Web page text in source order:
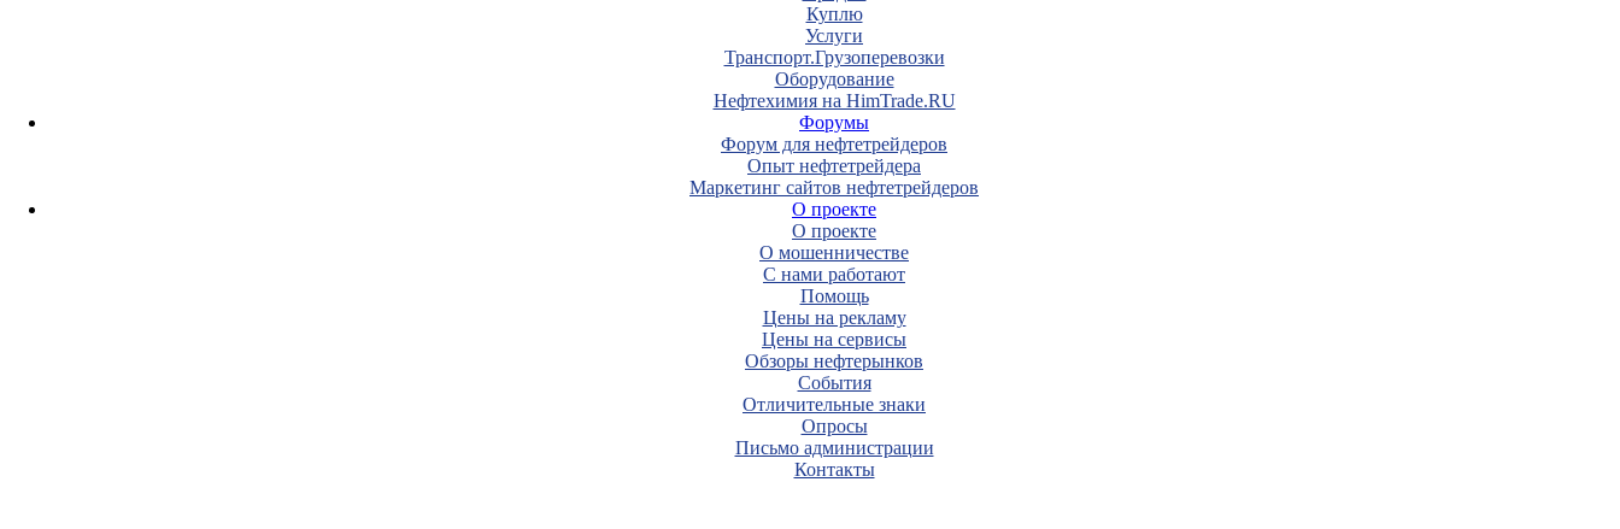
Куплю
Услуги
Транспорт.Грузоперевозки
Оборудование
Нефтехимия на HimTrade.RU
Форумы
Форум для нефтетрейдеров
Опыт нефтетрейдера
Маркетинг сайтов нефтетрейдеров
О проекте
О проекте
О мошенничестве
С нами работают
Помощь
Цены на рекламу
Цены на сервисы
Обзоры нефтерынков
События
Отличительные знаки
Опросы
Письмо администрации
Контакты